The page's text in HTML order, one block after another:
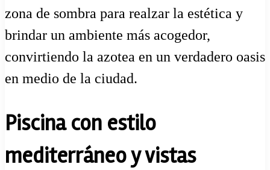
zona de sombra para realzar la estética y
brindar un ambiente más acogedor,
convirtiendo la azotea en un verdadero oasis
en medio de la ciudad.
Piscina con estilo
mediterráneo y vistas